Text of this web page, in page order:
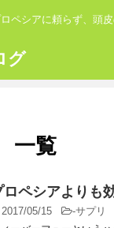
ペシアに頼らず、頭
グ
一覧
ロペシアよりも
2017/05/15 -サプリ